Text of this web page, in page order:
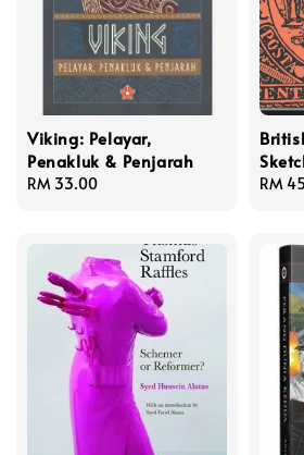
Viking: Pelayar,
Penakluk & Penjarah
Regular
RM 33.00 RM